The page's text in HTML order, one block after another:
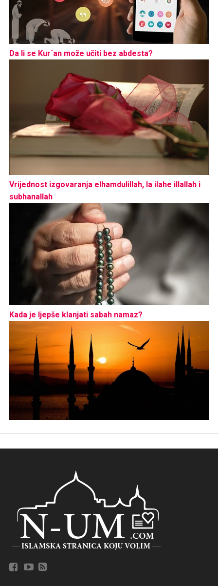
Da li se Kur´an može učiti bez abdesta?
Vrijednost izgovaranja elhamdulillah, la ilahe illallah i
subhanallah
Kada je ljepše klanjati sabah namaz?